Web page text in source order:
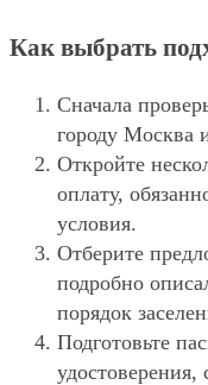
Как выбрать
Сначала
городу Москва
Откройте
оплату,
условия.
Отберите
подробно
порядок
Подготовьте
удостоверения,